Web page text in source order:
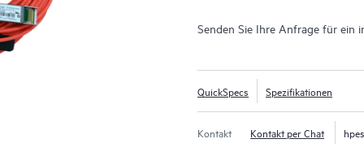
Senden Sie Ihre Anfrage für ein
QuickSpecs Spezifikationen
Kontakt Kontakt per Chat